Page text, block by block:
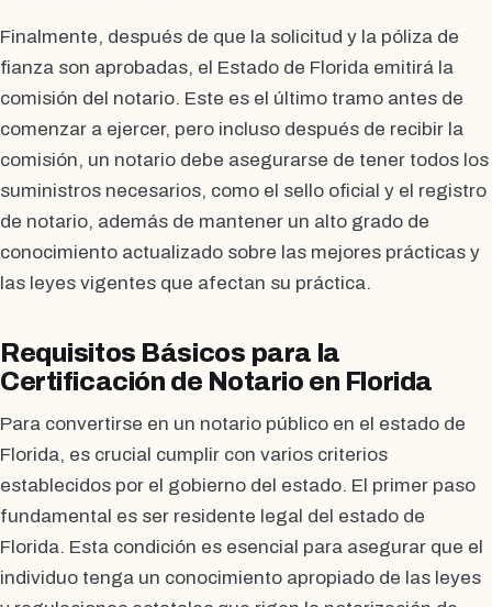
Finalmente, después de que la solicitud y la póliza de
fianza son aprobadas, el Estado de Florida emitirá la
comisión del notario. Este es el último tramo antes de
comenzar a ejercer, pero incluso después de recibir la
comisión, un notario debe asegurarse de tener todos los
suministros necesarios, como el sello oficial y el registro
de notario, además de mantener un alto grado de
conocimiento actualizado sobre las mejores prácticas y
las leyes vigentes que afectan su práctica.
Requisitos Básicos para la
Certificación de Notario en Florida
Para convertirse en un notario público en el estado de
Florida, es crucial cumplir con varios criterios
establecidos por el gobierno del estado. El primer paso
fundamental es ser residente legal del estado de
Florida. Esta condición es esencial para asegurar que el
individuo tenga un conocimiento apropiado de las leyes